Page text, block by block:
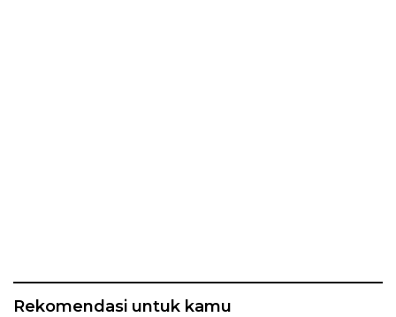
Rekomendasi untuk kamu